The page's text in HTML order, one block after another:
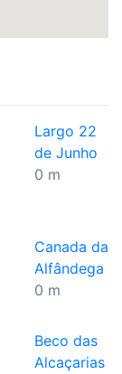
Largo 22
de Junho
0 m
Canada da
Alfândega
0 m
Beco das
Alcaçarias